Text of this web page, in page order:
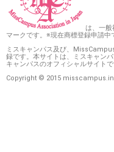
は、一般
マークです。※現在商標登録申請中
ミスキャンパス及び、
録です。本サイトは、ミスキャン
キャンパスのオフィシャルサイトで
Copyright © 2015